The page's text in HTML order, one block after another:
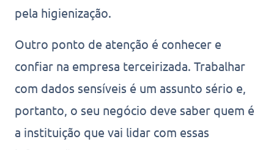
pela higienização.
Outro ponto de atenção é conhecer e
confiar na empresa terceirizada. Trabalhar
com dados sensíveis é um assunto sério e,
portanto, o seu negócio deve saber quem é
a instituição que vai lidar com essas